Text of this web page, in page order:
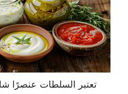
تعتبر السلطات عنصرًا